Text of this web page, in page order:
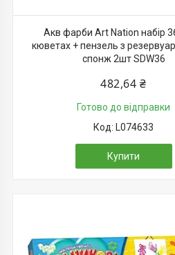
Акв фарби Art Nation набір
кюветах + пензель з
спонж 2шт SDW36
482,64 ₴
Готово до відправки
L074633
Купити